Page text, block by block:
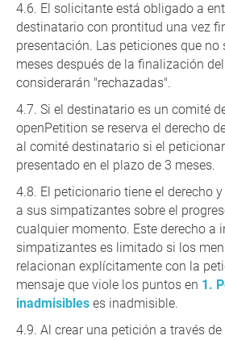
El solicitante está obligado a
destinatario con prontitud una vez
presentación. Las peticiones que no
meses después de la finalización
considerarán "rechazadas".
Si el destinatario es un comité
openPetition se reserva el derecho
al comité destinatario si el
presentado en el plazo de 3 meses.
El peticionario tiene el derecho
a sus simpatizantes sobre el
cualquier momento. Este derecho a
simpatizantes es limitado si los
relacionan explícitamente con la
mensaje que viole los puntos en 1.
inadmisibles es inadmisible.
Al crear una petición a través